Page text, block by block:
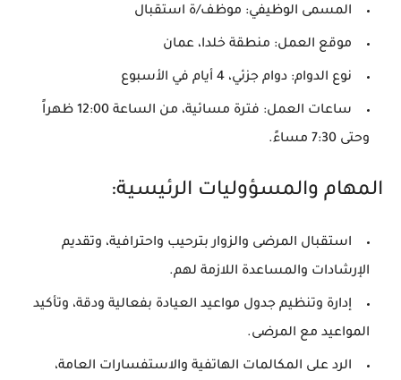
المسمى الوظيفي: موظف/ة استقبال
موقع العمل: منطقة خلدا، عمان
نوع الدوام: دوام جزئي، 4 أيام في الأسبوع
ساعات العمل:
فترة مسائية، من الساعة 12:00 ظهراً
وحتى 7:30 مساءً.
المهام والمسؤوليات الرئيسية:
استقبال المرضى والزوار بترحيب واحترافية، وتقديم
الإرشادات والمساعدة اللازمة لهم.
إدارة وتنظيم جدول مواعيد العيادة بفعالية ودقة، وتأكيد
المواعيد مع المرضى.
الرد على المكالمات الهاتفية والاستفسارات العامة،